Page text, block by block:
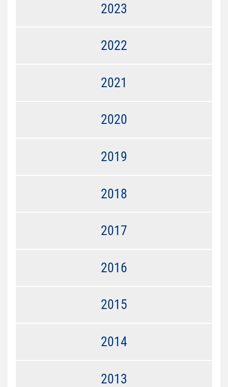
2023
2022
2021
2020
2019
2018
2017
2016
2015
2014
2013